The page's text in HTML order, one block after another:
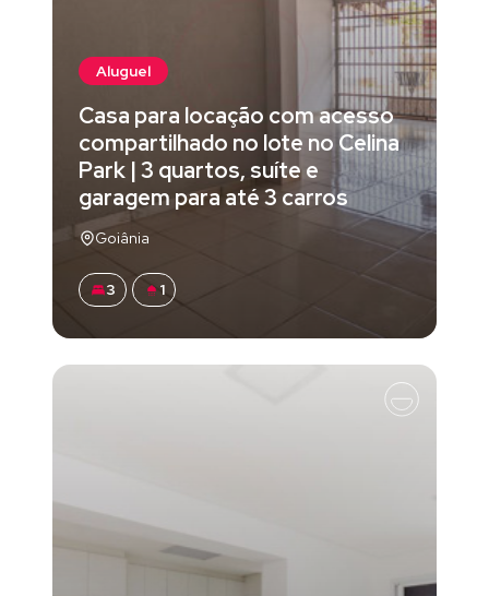
Aluguel
Casa para locação com acesso
compartilhado no lote no Celina
Park | 3 quartos, suíte e
garagem para até 3 carros
Goiânia
3 1